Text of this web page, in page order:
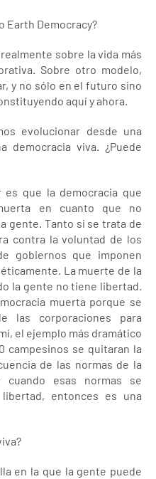
Earth Democracy?
sobre la vida más
Sobre otro modelo,
y no sólo en el futuro sino
aquí y ahora.
evolucionar desde una
democracia viva. ¿Puede
que la democracia que
en cuanto que no
gente. Tanto si se trata de
contra la voluntad de los
gobiernos que imponen
La muerte de la
la gente no tiene libertad.
muerta porque se
las corporaciones para
el ejemplo más dramático
campesinos se quitaran la
de las normas de la
cuando esas normas se
entonces es una
en la que la gente puede